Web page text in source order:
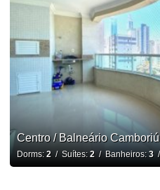
Centro / Balneário
Dorms: 2/ Suítes: 2/ Banheiros: 3/